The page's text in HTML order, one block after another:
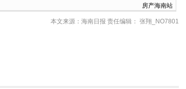
房产海南站
本文来源：海南日报 责任编辑： 张翔_NO7801